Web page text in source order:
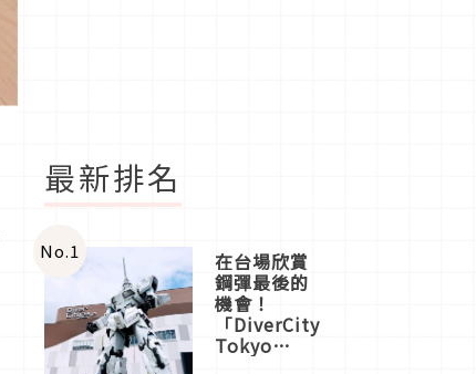
最新排名
No.1 在台場欣賞
鋼彈最後的
機會！
「DiverCity
Tokyo